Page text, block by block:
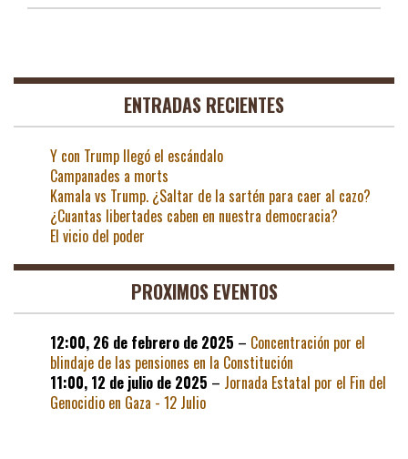
ENTRADAS RECIENTES
Y con Trump llegó el escándalo
Campanades a morts
Kamala vs Trump. ¿Saltar de la sartén para caer al cazo?
¿Cuantas libertades caben en nuestra democracia?
El vicio del poder
PROXIMOS EVENTOS
12:00, 26 de febrero de 2025 – Concentración por el
blindaje de las pensiones en la Constitución
11:00, 12 de julio de 2025 – Jornada Estatal por el Fin del
Genocidio en Gaza - 12 Julio